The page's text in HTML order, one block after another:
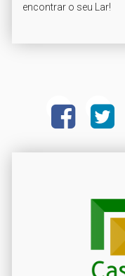
encontrar o seu Lar!